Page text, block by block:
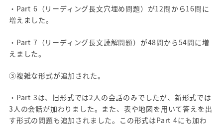
・Part 6（リーディング長文穴埋め問題）が12問から16問に
増えました。
・Part 7（リーディング長文読解問題）が48問から54問に増
えました。
③複雑な形式が追加された。
・Part 3は、旧形式では2人の会話のみでしたが、新形式では
3人の会話が加わりました。また、表や地図を用いて答えを出
す形式の問題も追加されました。この形式はPart 4にも加わ